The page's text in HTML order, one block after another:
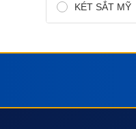
KÉT SẮT MỸ